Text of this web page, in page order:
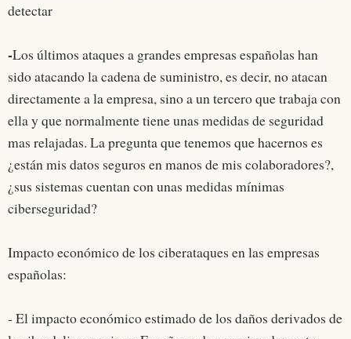
detectar
-Los últimos ataques a grandes empresas españolas han
sido atacando la cadena de suministro, es decir, no atacan
directamente a la empresa, sino a un tercero que trabaja con
ella y que normalmente tiene unas medidas de seguridad
mas relajadas. La pregunta que tenemos que hacernos es
¿están mis datos seguros en manos de mis colaboradores?,
¿sus sistemas cuentan con unas medidas mínimas
ciberseguridad?
Impacto económico de los ciberataques en las empresas
españolas:
- El impacto económico estimado de los daños derivados de